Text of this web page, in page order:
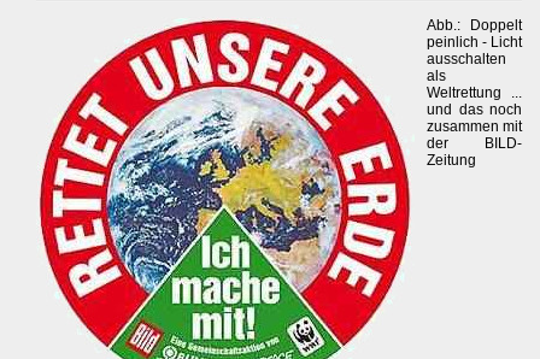
Abb.: Doppelt
peinlich - Licht
ausschalten
als
Weltrettung ...
und das noch
zusammen mit
der BILD-
Zeitung